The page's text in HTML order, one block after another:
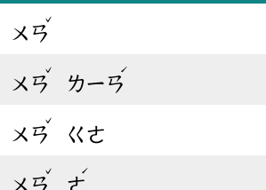
ㄨㄢ
ˇ
ㄨㄢ
ˇ
ㄌㄧㄢ
ˊ
ㄨㄢ
ˇ
ㄍㄜ
ㄨㄢ
ˇ
ㄜ
ˊ